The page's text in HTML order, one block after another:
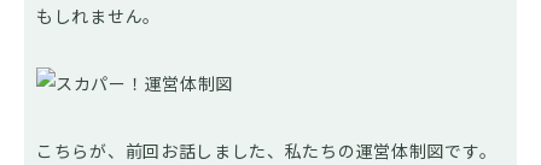
もしれません。
こちらが、前回お話しました、私たちの運営体制図です。